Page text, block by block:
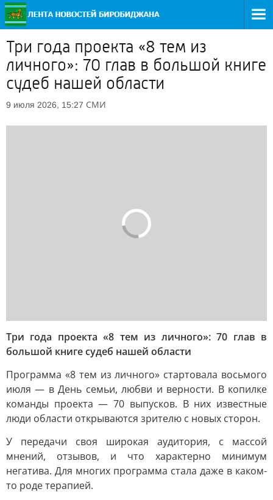
Три года проекта «8 тем из
личного»: 70 глав в большой книге
судеб нашей области
9 июля 2026, 15:27 СМИ
Три года проекта «8 тем из личного»: 70 глав в
большой книге судеб нашей области
Программа «8 тем из личного» стартовала восьмого
июля — в День семьи, любви и верности. В копилке
команды проекта — 70 выпусков. В них известные
люди области открываются зрителю с новых сторон.
У передачи своя широкая аудитория, с массой
мнений, отзывов, и что характерно минимум
негатива. Для многих программа стала даже в каком-
то роде терапией.